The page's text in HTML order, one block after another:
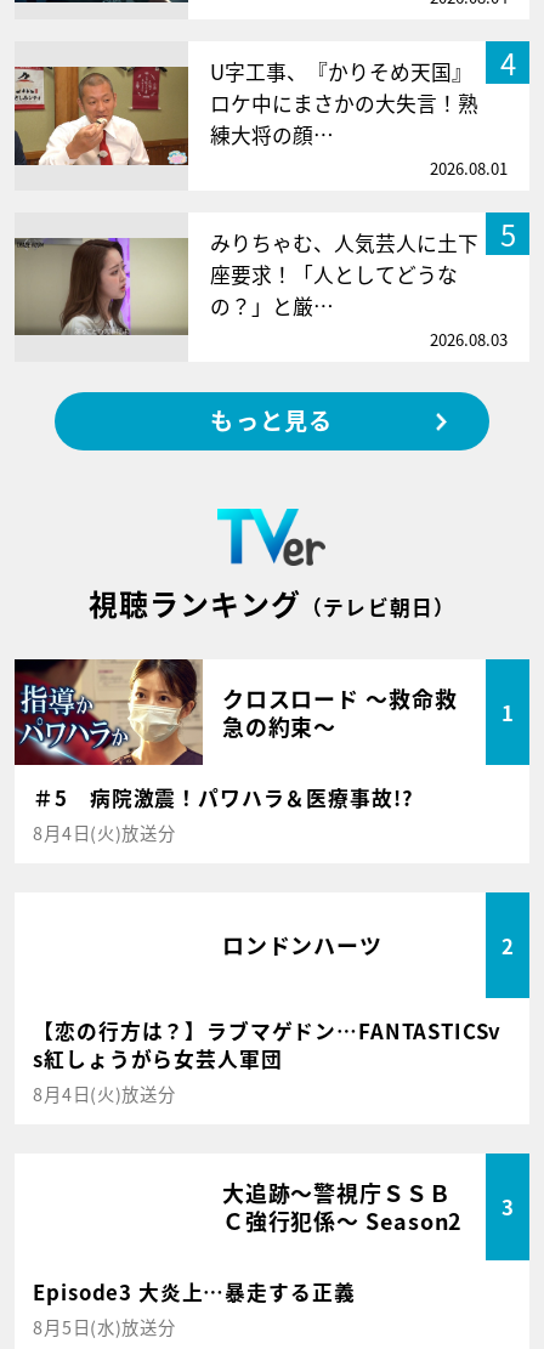
4
U字工事、『かりそめ天国』
ロケ中にまさかの大失言！熟
練大将の顔…
2026.08.01
5
みりちゃむ、人気芸人に土下
座要求！「人としてどうな
の？」と厳…
2026.08.03
もっと見る
視聴ランキング （テレビ朝日）
クロスロード ～救命救
急の約束～
1
＃5 病院激震！パワハラ＆医療事故!?
8月4日(火)放送分
ロンドンハーツ 2
【恋の行方は？】ラブマゲドン…FANTASTICSv
s紅しょうがら女芸人軍団
8月4日(火)放送分
大追跡～警視庁ＳＳＢ
Ｃ強行犯係～ Season2
3
Episode3 大炎上…暴走する正義
8月5日(水)放送分